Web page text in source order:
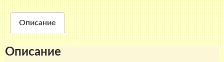
для
сублимации
LIFE,
однослойная
-
Описание
Описание